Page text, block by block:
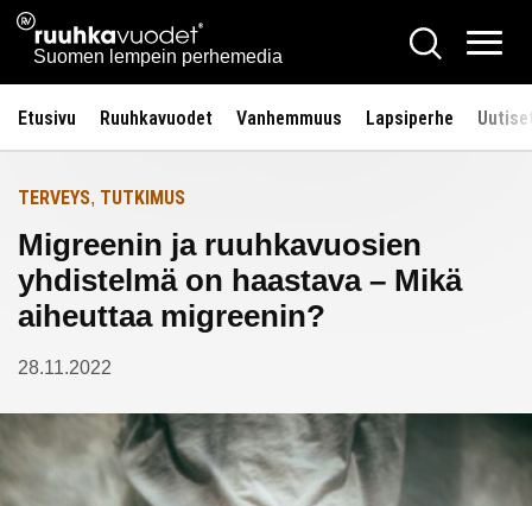
Siirry
sisältöön
Ruuhkavuodet.fi
Suomen lempein perhemedia
Hae
Etusivu Ruuhkavuodet Vanhemmuus Lapsiperhe
Etusivulle
TERVEYS, TUTKIMUS
Migreenin ja ruuhkavuosien
yhdistelmä on haastava – Mikä
aiheuttaa migreenin?
28.11.2022